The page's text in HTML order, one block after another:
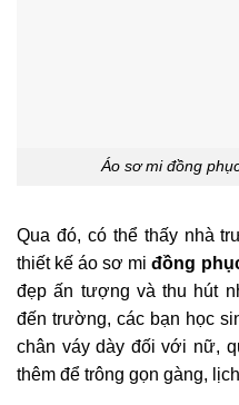
Áo sơ mi đồng
Qua đó, có thể thấy nhà
thiết kế áo sơ miđồng
đẹp ấn tượng và thu hút
đến trường, các bạn học
chân váy dày đối với nữ,
thêm để trông gọn gàng,